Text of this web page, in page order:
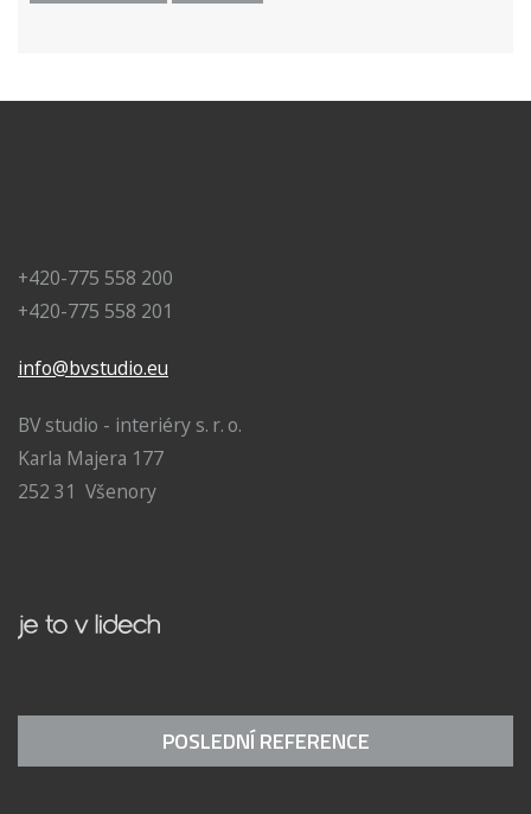
+420-775 558 200
+420-775 558 201
info@bvstudio.eu
BV studio - interiéry s. r. o.
Karla Majera 177
252 31 Všenory
POSLEDNÍ REFERENCE